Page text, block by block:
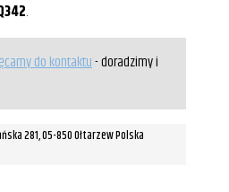
.
do kontaktu- doradzimy i
281, 05-850 Ołtarzew Polska